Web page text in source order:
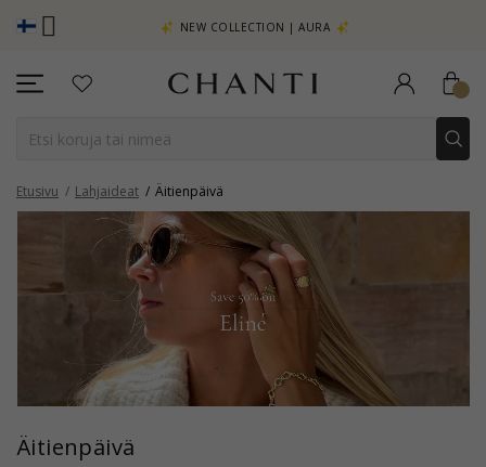
LISÄÄ -
NEW COLLECTION | AURA
Etusivu Lahjaideat Äitienpäivä
Äitienpäivä